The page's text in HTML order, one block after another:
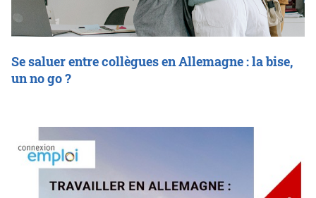
Se saluer entre collègues en Allemagne : la bise,
un no go ?